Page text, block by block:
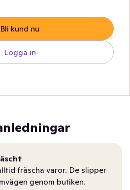
Bli kund nu
Logga in
fräscha varor. De slipper
genom butiken.